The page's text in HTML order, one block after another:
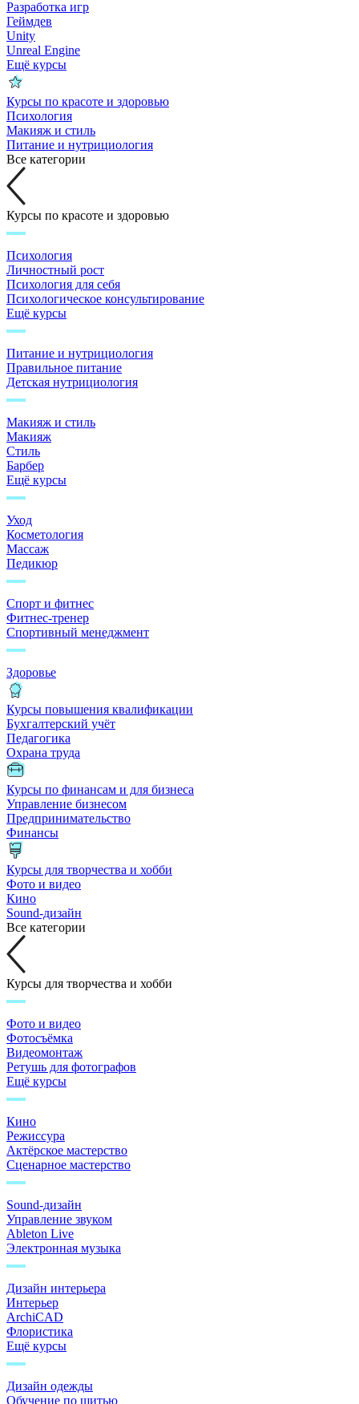
Разработка игр
Геймдев
Unity
Unreal Engine
Ещё курсы
Курсы по красоте и здоровью
Психология
Макияж и стиль
Питание и нутрициология
Все категории
Курсы по красоте и здоровью
Психология
Личностный рост
Психология для себя
Психологическое консультирование
Ещё курсы
Питание и нутрициология
Правильное питание
Детская нутрициология
Макияж и стиль
Макияж
Стиль
Барбер
Ещё курсы
Уход
Косметология
Массаж
Педикюр
Спорт и фитнес
Фитнес-тренер
Спортивный менеджмент
Здоровье
Курсы повышения квалификации
Бухгалтерский учёт
Педагогика
Охрана труда
Курсы по финансам и для бизнеса
Управление бизнесом
Предпринимательство
Финансы
Курсы для творчества и хобби
Фото и видео
Кино
Sound-дизайн
Все категории
Курсы для творчества и хобби
Фото и видео
Фотосъёмка
Видеомонтаж
Ретушь для фотографов
Ещё курсы
Кино
Режиссура
Актёрское мастерство
Сценарное мастерство
Sound-дизайн
Управление звуком
Ableton Live
Электронная музыка
Дизайн интерьера
Интерьер
ArchiCAD
Флористика
Ещё курсы
Дизайн одежды
Обучение по шитью